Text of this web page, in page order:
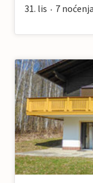
31. lis • 7 noćenja